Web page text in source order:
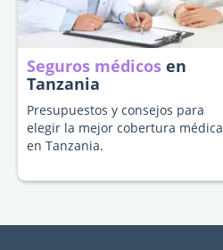
Seguros médicos en
Tanzania
Presupuestos y consejos para
elegir la mejor cobertura médica
en Tanzania.